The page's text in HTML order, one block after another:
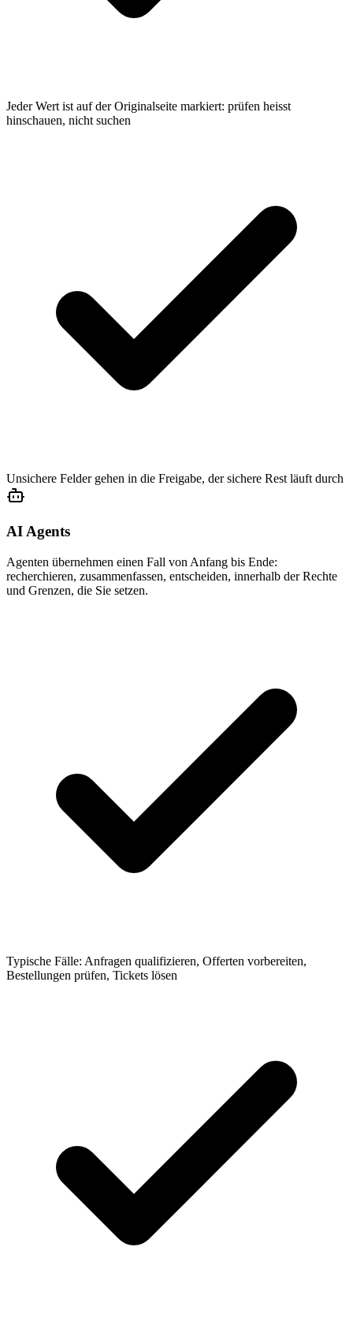
Jeder Wert ist auf der Originalseite markiert: prüfen heisst
hinschauen, nicht suchen
Unsichere Felder gehen in die Freigabe, der sichere Rest läuft durch
AI Agents
Agenten übernehmen einen Fall von Anfang bis Ende:
recherchieren, zusammenfassen, entscheiden, innerhalb der Rechte
und Grenzen, die Sie setzen.
Typische Fälle: Anfragen qualifizieren, Offerten vorbereiten,
Bestellungen prüfen, Tickets lösen